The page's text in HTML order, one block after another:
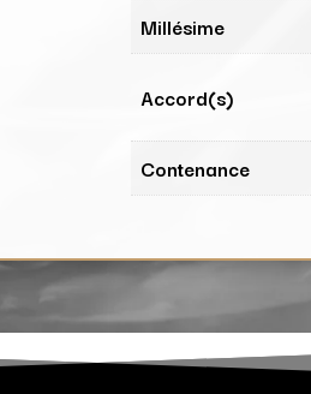
Millésime
Accord(s)
Contenance